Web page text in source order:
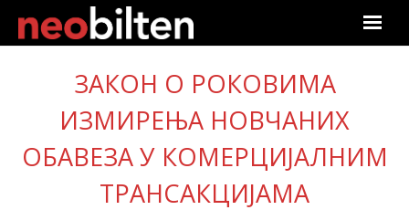
Почетна
Претрага
Актуелно
ЗАКОН О РОКОВИМА
ИЗМИРЕЊА НОВЧАНИХ
ОБАВЕЗА У КОМЕРЦИЈАЛНИМ
ТРАНСАКЦИЈАМА